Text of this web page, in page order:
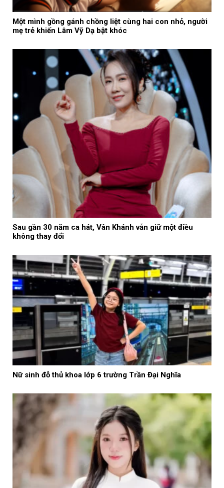
Một mình gồng gánh chồng liệt cùng hai con nhỏ, người
mẹ trẻ khiến Lâm Vỹ Dạ bật khóc
Sau gần 30 năm ca hát, Vân Khánh vẫn giữ một điều
không thay đổi
Nữ sinh đỗ thủ khoa lớp 6 trường Trần Đại Nghĩa